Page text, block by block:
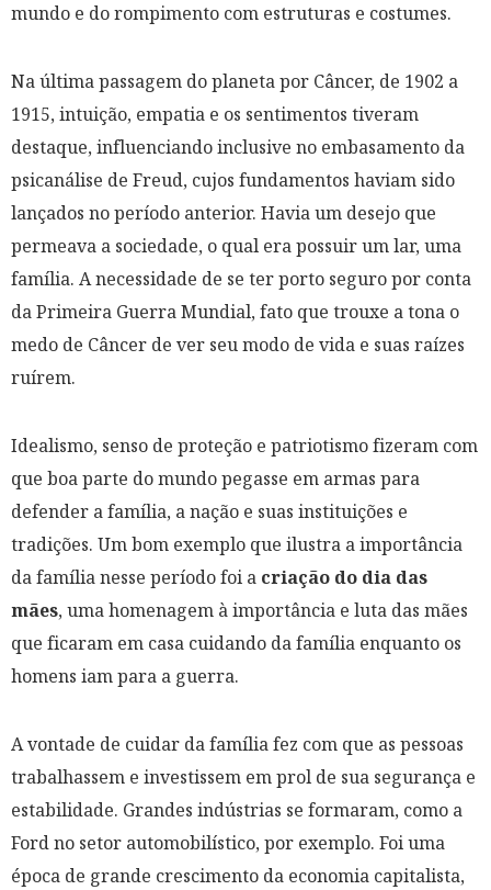
mundo e do rompimento com estruturas e costumes.
Na última passagem do planeta por Câncer, de 1902 a
1915, intuição, empatia e os sentimentos tiveram
destaque, influenciando inclusive no embasamento da
psicanálise de Freud, cujos fundamentos haviam sido
lançados no período anterior. Havia um desejo que
permeava a sociedade, o qual era possuir um lar, uma
família. A necessidade de se ter porto seguro por conta
da Primeira Guerra Mundial, fato que trouxe a tona o
medo de Câncer de ver seu modo de vida e suas raízes
ruírem.
Idealismo, senso de proteção e patriotismo fizeram com
que boa parte do mundo pegasse em armas para
defender a família, a nação e suas instituições e
tradições. Um bom exemplo que ilustra a importância
da família nesse período foi a criação do dia das
mães, uma homenagem à importância e luta das mães
que ficaram em casa cuidando da família enquanto os
homens iam para a guerra.
A vontade de cuidar da família fez com que as pessoas
trabalhassem e investissem em prol de sua segurança e
estabilidade. Grandes indústrias se formaram, como a
Ford no setor automobilístico, por exemplo. Foi uma
época de grande crescimento da economia capitalista,